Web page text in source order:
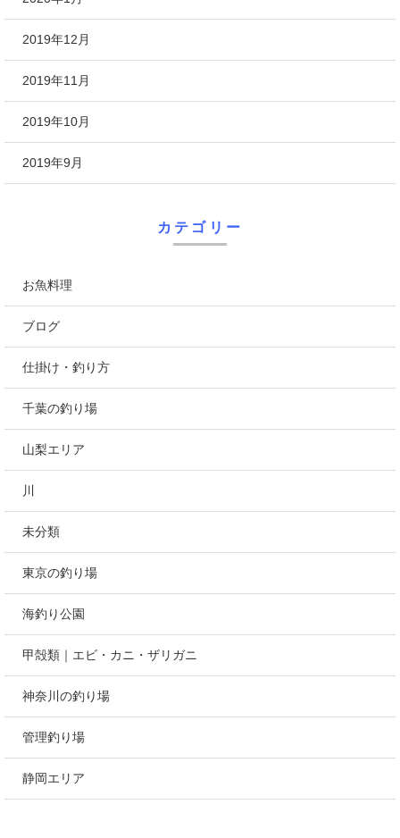
2019年12月
2019年11月
2019年10月
2019年9月
カテゴリー
お魚料理
ブログ
仕掛け・釣り方
千葉の釣り場
山梨エリア
川
未分類
東京の釣り場
海釣り公園
甲殻類｜エビ・カニ・ザリガニ
神奈川の釣り場
管理釣り場
静岡エリア